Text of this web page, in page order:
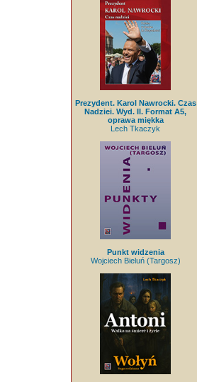
Prezydent. Karol Nawrocki. Czas
Nadziei. Wyd. II. Format A5,
oprawa miękka
Lech Tkaczyk
Punkt widzenia
Wojciech Bieluń (Targosz)